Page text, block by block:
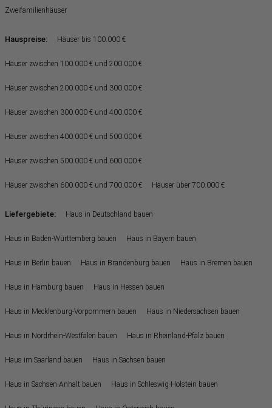
Zweifamilienhäuser
Hauspreise: Häuser bis 100.000 €
Häuser zwischen 100.000 € und 200.000 €
Häuser zwischen 200.000 € und 300.000 €
Häuser zwischen 300.000 € und 400.000 €
Häuser zwischen 400.000 € und 500.000 €
Häuser zwischen 500.000 € und 600.000 €
Häuser zwischen 600.000 € und 700.000 € Häuser über 700.000 €
Liefergebiete: Haus in Deutschland bauen
Haus in Baden-Württemberg bauen Haus in Bayern bauen
Haus in Berlin bauen Haus in Brandenburg bauen Haus in Bremen bauen
Haus in Hamburg bauen Haus in Hessen bauen
Haus in Mecklenburg-Vorpommern bauen Haus in Niedersachsen bauen
Haus in Nordrhein-Westfalen bauen Haus in Rheinland-Pfalz bauen
Haus im Saarland bauen Haus in Sachsen bauen
Haus in Sachsen-Anhalt bauen Haus in Schleswig-Holstein bauen